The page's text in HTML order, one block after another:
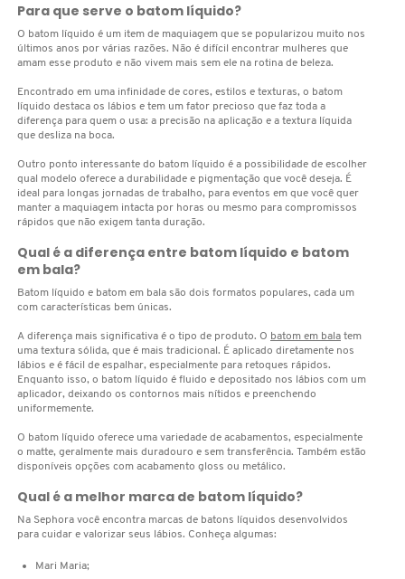
UNHAS
KITS DE MAQUIAGEM
SEPHORA COLLECTION
CLEAN NA SEPHORA
REFIL
HOT ON SOCIAL
REFIL
ALTA PERFUMARIA
CLEAN NA SEPHORA
PERFUMES ÁRABES
PROTEÇÃO SOLAR
OLHOS & LÁBIOS
ACESSÓRIOS
KITS DE SKINCARE
SKINCARE COREANO
SEPHORA COLLECTION
CLEAN NA SEPHORA
SKINCARE PREMIUM
KITS PARA CABELOS
ACESSÓRIOS
PRODUTOS ASIÁTICOS
CLEAN NA SEPHORA
HOT ON SOCIAL
BANILA CO
BAREMINERALS
BENEFIT COSMETICS
BENETTON
BIODERMA
BIOSSANCE
BOCA ROSA
BRAÉ HAIR CARE
J
L
M
N
R
T
V
Para que serve o batom líquido?
O batom líquido é um item de maquiagem que se popularizou muito nos
últimos anos por várias razões. Não é difícil encontrar mulheres que
amam esse produto e não vivem mais sem ele na rotina de beleza.
Encontrado em uma infinidade de cores, estilos e texturas, o batom
líquido destaca os lábios e tem um fator precioso que faz toda a
diferença para quem o usa: a precisão na aplicação e a textura líquida
que desliza na boca.
Outro ponto interessante do batom líquido é a possibilidade de escolher
qual modelo oferece a durabilidade e pigmentação que você deseja. É
ideal para longas jornadas de trabalho, para eventos em que você quer
manter a maquiagem intacta por horas ou mesmo para compromissos
rápidos que não exigem tanta duração.
Qual é a diferença entre batom líquido e batom
em bala?
Batom líquido e batom em bala são dois formatos populares, cada um
com características bem únicas.
A diferença mais significativa é o tipo de produto. O batom em bala tem
uma textura sólida, que é mais tradicional. É aplicado diretamente nos
lábios e é fácil de espalhar, especialmente para retoques rápidos.
Enquanto isso, o batom líquido é fluido e depositado nos lábios com um
aplicador, deixando os contornos mais nítidos e preenchendo
uniformemente.
O batom líquido oferece uma variedade de acabamentos, especialmente
o matte, geralmente mais duradouro e sem transferência. Também estão
disponíveis opções com acabamento gloss ou metálico.
Qual é a melhor marca de batom líquido?
Na Sephora você encontra marcas de batons líquidos desenvolvidos
para cuidar e valorizar seus lábios. Conheça algumas:
Mari Maria;